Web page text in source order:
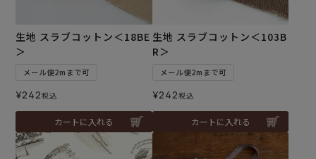
生地 スラブコットン＜18BE
＞
メール便2mまで可
¥242税込
カートに入れる
生地 スラブコットン＜103B
R＞
メール便2mまで可
¥242税込
カートに入れる